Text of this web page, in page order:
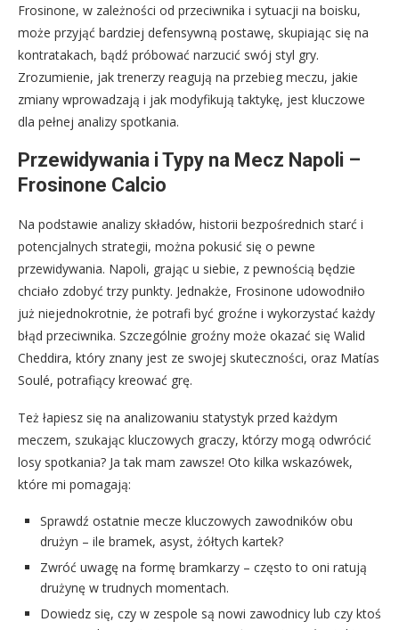
Frosinone, w zależności od przeciwnika i sytuacji na boisku,
może przyjąć bardziej defensywną postawę, skupiając się na
kontratakach, bądź próbować narzucić swój styl gry.
Zrozumienie, jak trenerzy reagują na przebieg meczu, jakie
zmiany wprowadzają i jak modyfikują taktykę, jest kluczowe
dla pełnej analizy spotkania.
Przewidywania i Typy na Mecz Napoli –
Frosinone Calcio
Na podstawie analizy składów, historii bezpośrednich starć i
potencjalnych strategii, można pokusić się o pewne
przewidywania. Napoli, grając u siebie, z pewnością będzie
chciało zdobyć trzy punkty. Jednakże, Frosinone udowodniło
już niejednokrotnie, że potrafi być groźne i wykorzystać każdy
błąd przeciwnika. Szczególnie groźny może okazać się Walid
Cheddira, który znany jest ze swojej skuteczności, oraz Matías
Soulé, potrafiący kreować grę.
Też łapiesz się na analizowaniu statystyk przed każdym
meczem, szukając kluczowych graczy, którzy mogą odwrócić
losy spotkania? Ja tak mam zawsze! Oto kilka wskazówek,
które mi pomagają:
Sprawdź ostatnie mecze kluczowych zawodników obu
drużyn – ile bramek, asyst, żółtych kartek?
Zwróć uwagę na formę bramkarzy – często to oni ratują
drużynę w trudnych momentach.
Dowiedz się, czy w zespole są nowi zawodnicy lub czy ktoś